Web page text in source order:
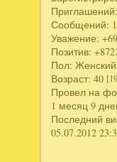
Приглашений:
Сообщений:
Уважение:
Позитив:
Пол: Женский
Возраст: 40
Провел на
1 месяц 9
Последний
05.07.2012